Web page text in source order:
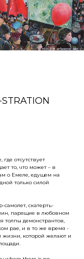
отсутствует
то, что может – в
о Емеле, едущем на
только силой
самолет, скатерть-
парящие в любовном
толпы демонстрантов,
рае, и в то же время -
жизни, которой желают и